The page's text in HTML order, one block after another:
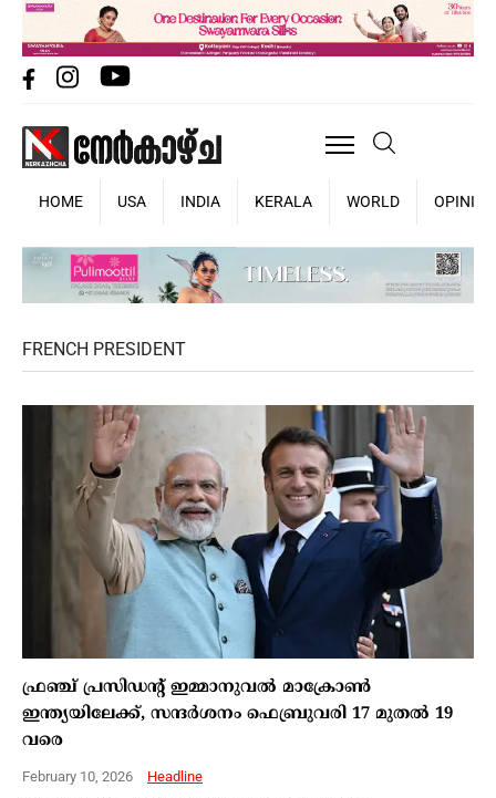
HOME USA INDIA KERALA WORLD OPINION
FRENCH PRESIDENT
ഫ്രഞ്ച് പ്രസിഡന്റ് ഇമ്മാനുവൽ മാക്രോൺ
ഇന്ത്യയിലേക്ക്, സന്ദർശനം ഫെബ്രുവരി 17 മുതൽ 19
വരെ
February 10, 2026 Headline